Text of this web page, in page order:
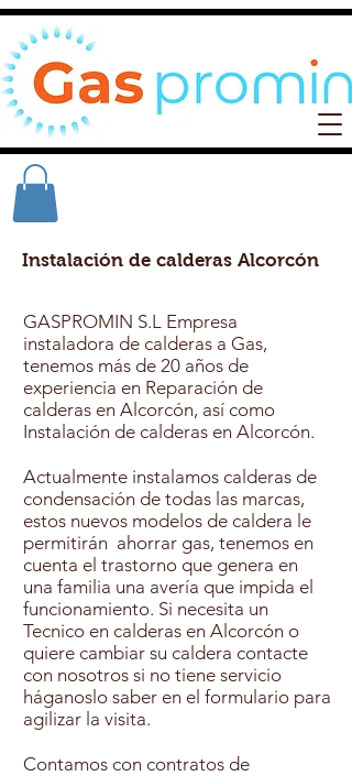
Instalación de calderas Alcorcón
GASPROMIN S.L Empresa
instaladora de calderas a Gas,
tenemos más de 20 años de
experiencia en Reparación de
calderas en Alcorcón, así como
Instalación de calderas en Alcorcón.
Actualmente instalamos calderas de
condensación de todas las marcas,
estos nuevos modelos de caldera le
permitirán ahorrar gas, tenemos en
cuenta el trastorno que genera en
una familia una avería que impida el
funcionamiento. Si necesita un
Tecnico en calderas en Alcorcón o
quiere cambiar su caldera contacte
con nosotros si no tiene servicio
háganoslo saber en el formulario para
agilizar la visita.
Contamos con contratos de